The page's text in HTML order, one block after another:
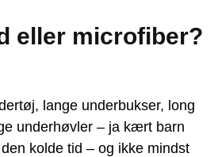
eller microfiber?
lange underbukser, long
underhøvler – ja kært barn
kolde tid – og ikke mindst